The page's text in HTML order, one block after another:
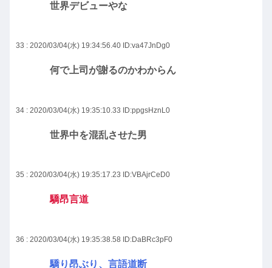
世界デビューやな
33 : 2020/03/04(水) 19:34:56.40 ID:va47JnDg0
何で上司が謝るのかわからん
34 : 2020/03/04(水) 19:35:10.33 ID:ppgsHznL0
世界中を混乱させた男
35 : 2020/03/04(水) 19:35:17.23 ID:VBAjrCeD0
驕昂言道
36 : 2020/03/04(水) 19:35:38.58 ID:DaBRc3pF0
驕り昂ぶり、言語道断